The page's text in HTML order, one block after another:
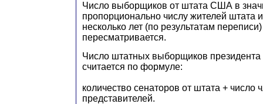
Число выборщиков от штата США в
пропорционально числу жителей штата
несколько лет (по результатам
пересматривается.
Число штатных выборщиков президента
считается по формуле:
количество сенаторов от штата + число
представителей.